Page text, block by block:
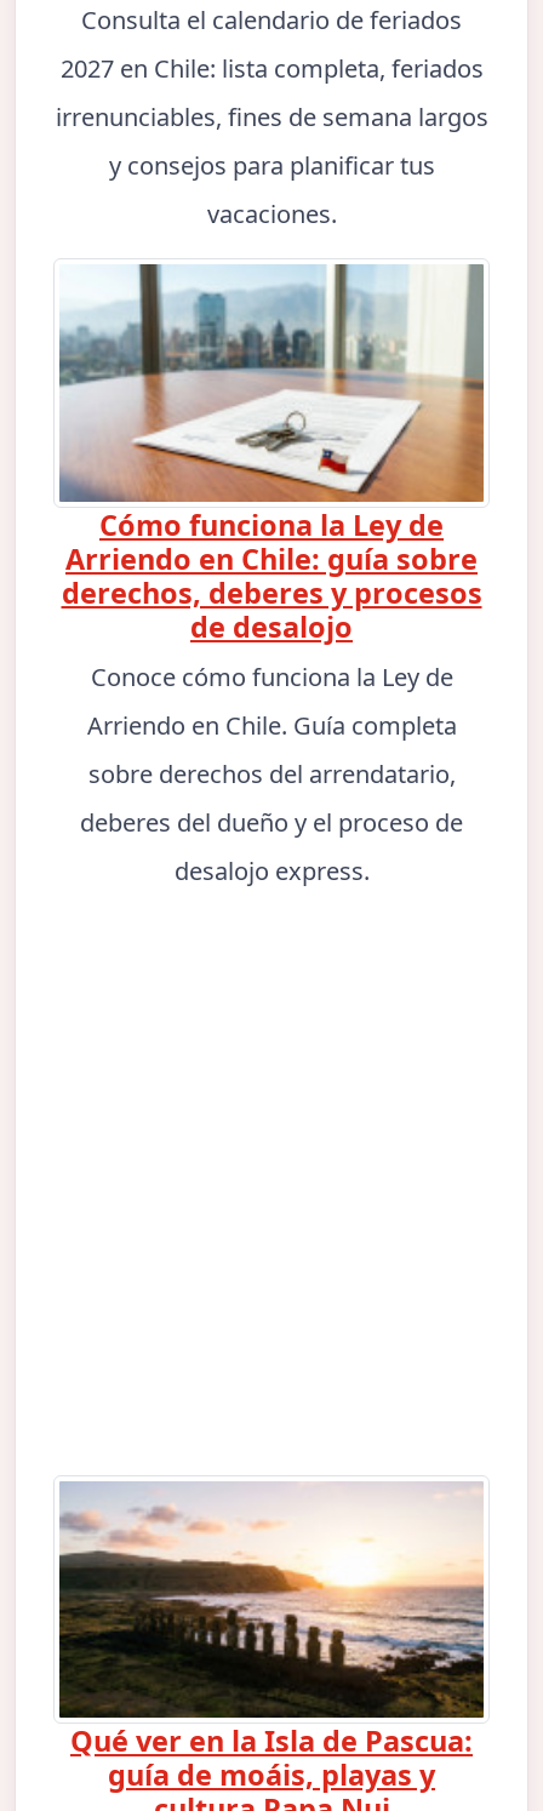
Consulta el calendario de feriados
2027 en Chile: lista completa, feriados
irrenunciables, fines de semana largos
y consejos para planificar tus
vacaciones.
Cómo funciona la Ley de
Arriendo en Chile: guía sobre
derechos, deberes y procesos
de desalojo
Conoce cómo funciona la Ley de
Arriendo en Chile. Guía completa
sobre derechos del arrendatario,
deberes del dueño y el proceso de
desalojo express.
Qué ver en la Isla de Pascua:
guía de moáis, playas y